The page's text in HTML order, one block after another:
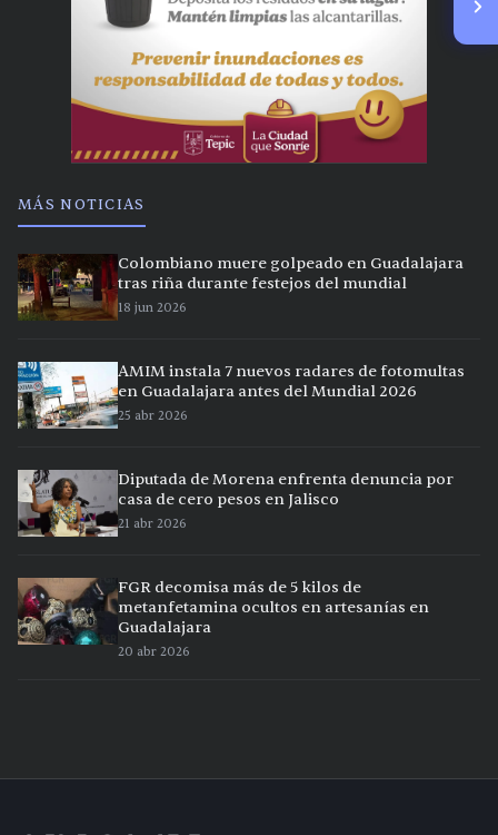
MÁS NOTICIAS
Colombiano muere golpeado en Guadalajara
tras riña durante festejos del mundial
18 jun 2026
AMIM instala 7 nuevos radares de fotomultas
en Guadalajara antes del Mundial 2026
25 abr 2026
Diputada de Morena enfrenta denuncia por
casa de cero pesos en Jalisco
21 abr 2026
FGR decomisa más de 5 kilos de
metanfetamina ocultos en artesanías en
Guadalajara
20 abr 2026